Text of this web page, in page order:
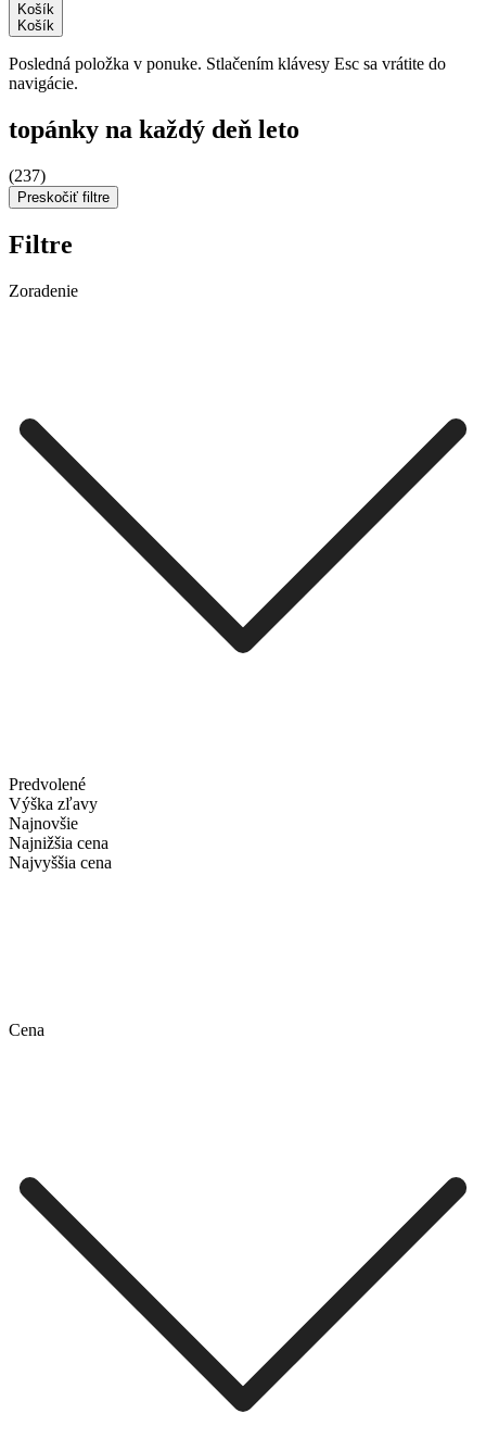
Košík
Košík
Posledná položka v ponuke. Stlačením klávesy Esc sa vrátite do
navigácie.
topánky na každý deň leto
(237)
Preskočiť filtre
Filtre
Zoradenie
Predvolené
Výška zľavy
Najnovšie
Najnižšia cena
Najvyššia cena
Cena